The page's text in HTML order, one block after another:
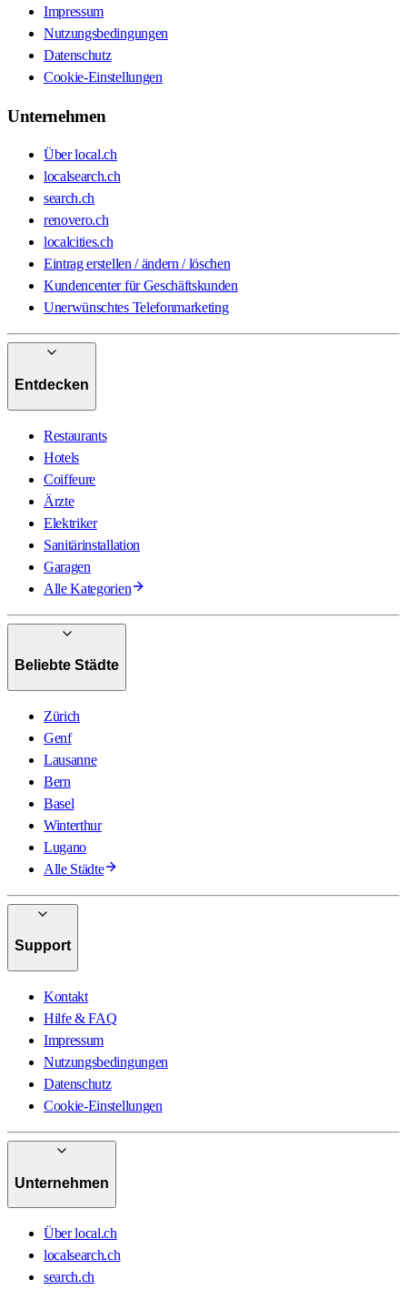
Impressum
Nutzungsbedingungen
Datenschutz
Cookie-Einstellungen
Unternehmen
Über local.ch
localsearch.ch
search.ch
renovero.ch
localcities.ch
Eintrag erstellen / ändern / löschen
Kundencenter für Geschäftskunden
Unerwünschtes Telefonmarketing
Entdecken
Restaurants
Hotels
Coiffeure
Ärzte
Elektriker
Sanitärinstallation
Garagen
Alle Kategorien
Beliebte Städte
Zürich
Genf
Lausanne
Bern
Basel
Winterthur
Lugano
Alle Städte
Support
Kontakt
Hilfe & FAQ
Impressum
Nutzungsbedingungen
Datenschutz
Cookie-Einstellungen
Unternehmen
Über local.ch
localsearch.ch
search.ch